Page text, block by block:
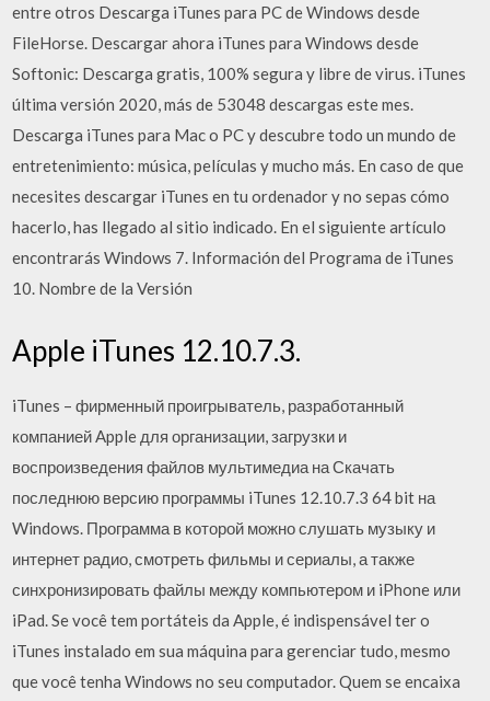
entre otros Descarga iTunes para PC de Windows desde
FileHorse. Descargar ahora iTunes para Windows desde
Softonic: Descarga gratis, 100% segura y libre de virus. iTunes
última versión 2020, más de 53048 descargas este mes.
Descarga iTunes para Mac o PC y descubre todo un mundo de
entretenimiento: música, películas y mucho más. En caso de que
necesites descargar iTunes en tu ordenador y no sepas cómo
hacerlo, has llegado al sitio indicado. En el siguiente artículo
encontrarás Windows 7. Información del Programa de iTunes
10. Nombre de la Versión
Apple iTunes 12.10.7.3.
iTunes – фирменный проигрыватель, разработанный
компанией Apple для организации, загрузки и
воспроизведения файлов мультимедиа на Скачать
последнюю версию программы iTunes 12.10.7.3 64 bit на
Windows. Программа в которой можно слушать музыку и
интернет радио, смотреть фильмы и сериалы, а также
синхронизировать файлы между компьютером и iPhone или
iPad. Se você tem portáteis da Apple, é indispensável ter o
iTunes instalado em sua máquina para gerenciar tudo, mesmo
que você tenha Windows no seu computador. Quem se encaixa